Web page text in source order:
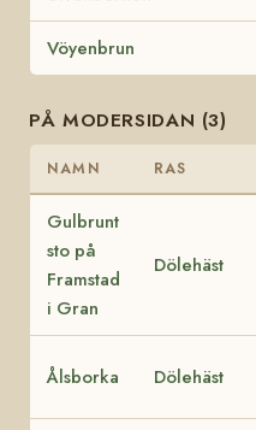
Vöyenbrun
PÅ MODERSIDAN (3)
NAMN RAS
Gulbrunt
sto på
Framstad
i Gran
Dölehäst
Ålsborka Dölehäst